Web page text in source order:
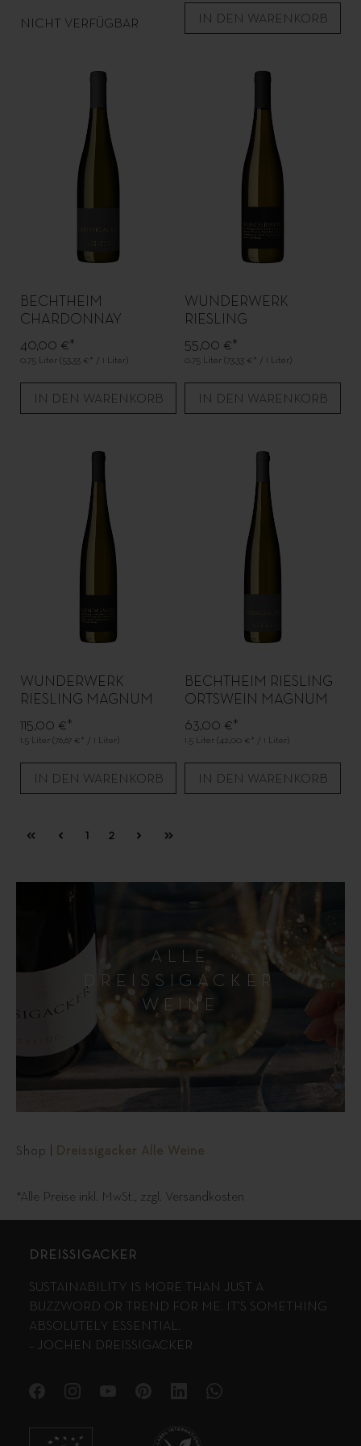
NICHT VERFÜGBAR IN DEN WARENKORB
BECHTHEIM
CHARDONNAY
ORTSWEIN
40,00 €*
0.75 Liter (53,33 €* / 1 Liter)
IN DEN WARENKORB
WUNDERWERK
RIESLING
55,00 €*
0.75 Liter (73,33 €* / 1 Liter)
IN DEN WARENKORB
WUNDERWERK
RIESLING MAGNUM
115,00 €*
1.5 Liter (76,67 €* / 1 Liter)
IN DEN WARENKORB
BECHTHEIM RIESLING
ORTSWEIN MAGNUM
63,00 €*
1.5 Liter (42,00 €* / 1 Liter)
IN DEN WARENKORB
1 2
ALLE
DREISSIGACKER
WEINE
Shop Dreissigacker Alle Weine
*Alle Preise inkl. MwSt., zzgl. Versandkosten
DREISSIGACKER
SUSTAINABILITY IS MORE THAN JUST A
BUZZWORD OR TREND FOR ME. IT’S SOMETHING
ABSOLUTELY ESSENTIAL.
– JOCHEN DREISSIGACKER